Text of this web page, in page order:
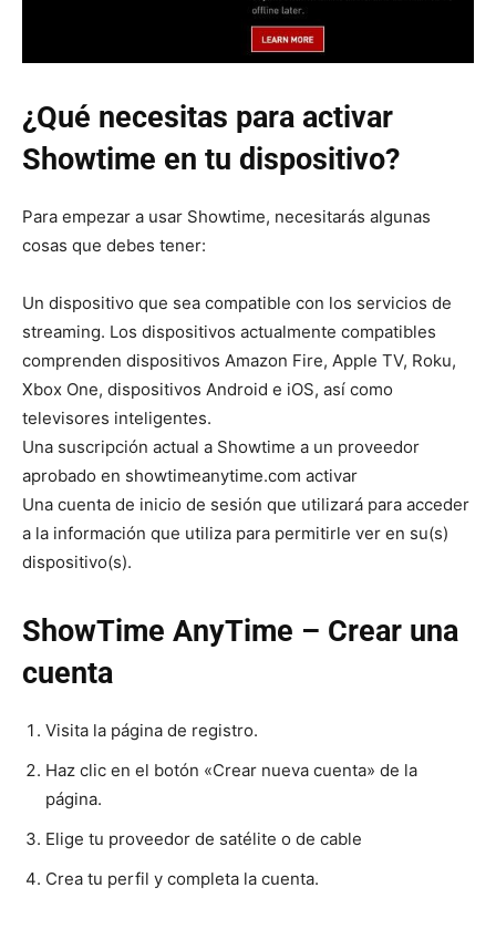
¿Qué necesitas para activar
Showtime en tu dispositivo?
Para empezar a usar Showtime, necesitarás algunas
cosas que debes tener:
Un dispositivo que sea compatible con los servicios de
streaming. Los dispositivos actualmente compatibles
comprenden dispositivos Amazon Fire, Apple TV, Roku,
Xbox One, dispositivos Android e iOS, así como
televisores inteligentes.
Una suscripción actual a Showtime a un proveedor
aprobado en showtimeanytime.com activar
Una cuenta de inicio de sesión que utilizará para acceder
a la información que utiliza para permitirle ver en su(s)
dispositivo(s).
ShowTime AnyTime – Crear una
cuenta
Visita la página de registro.
Haz clic en el botón «Crear nueva cuenta» de la
página.
Elige tu proveedor de satélite o de cable
Crea tu perfil y completa la cuenta.